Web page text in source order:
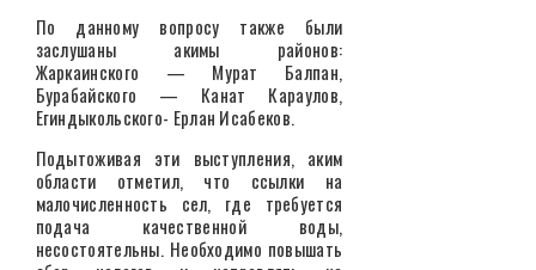
По данному вопросу также были
заслушаны акимы районов:
Жаркаинского — Мурат Балпан,
Бурабайского — Канат Караулов,
Егиндыкольского- Ерлан Исабеков.
Подытоживая эти выступления, аким
области отметил, что ссылки на
малочисленность сел, где требуется
подача качественной воды,
несостоятельны. Необходимо повышать